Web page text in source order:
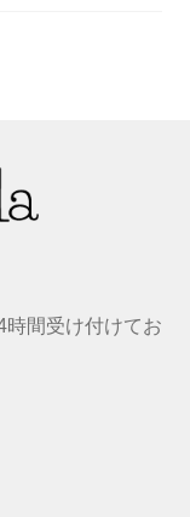
時間受け付けてお